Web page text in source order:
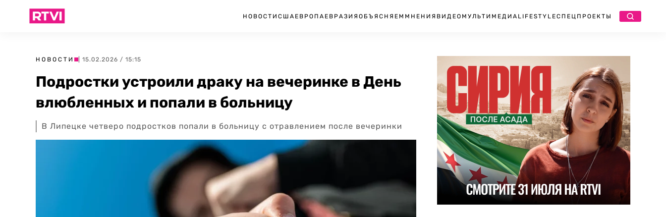
НОВОСТИ США ЕВРОПА ЕВРАЗИЯ ОБЪЯСНЯЕМ МНЕНИЯ ВИДЕО МУЛЬТИМЕДИА LIFESTYLEСПЕЦПРОЕКТЫ
НОВОСТИ | 15.02.2026 / 15:15
Подростки устроили драку на вечеринке в День
влюбленных и попали в больницу
В Липецке четверо подростков попали в больницу с отравлением после вечеринки